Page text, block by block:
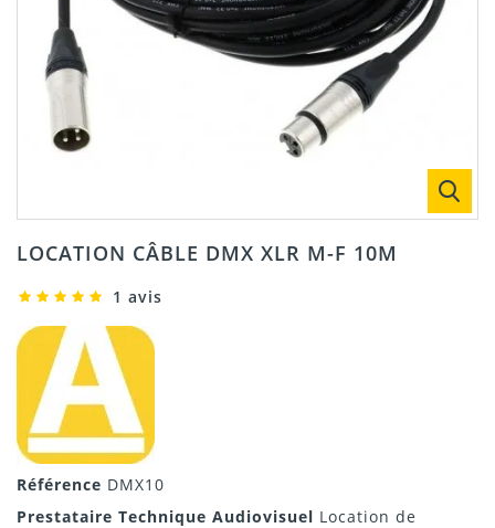
LOCATION CÂBLE DMX XLR M-F 10M
1 avis
Référence DMX10
Prestataire Technique Audiovisuel Location de